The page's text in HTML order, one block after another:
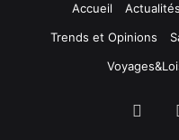
Accueil
Actualités
Trends et Opinions